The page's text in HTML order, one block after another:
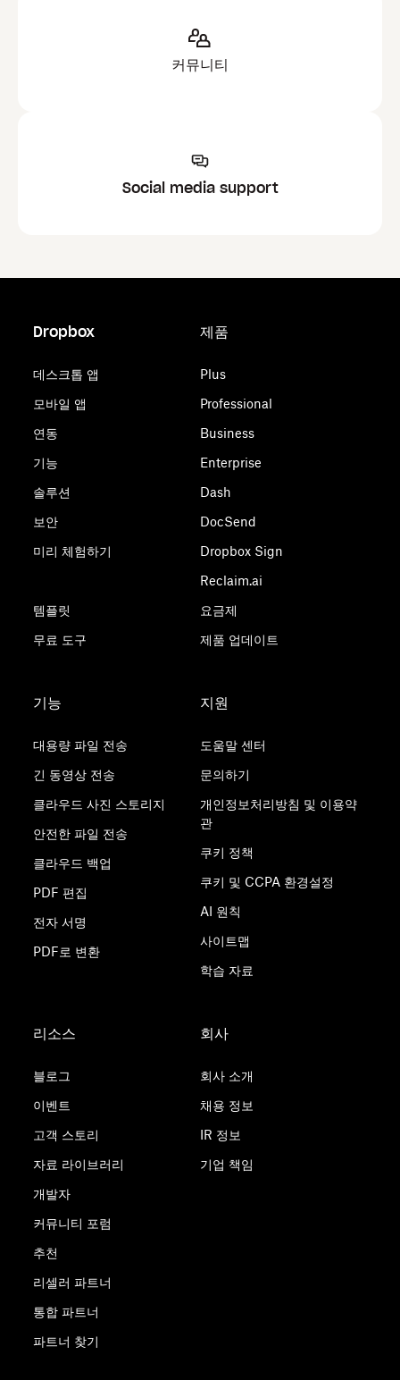
커뮤니티
Social media support
Dropbox
데스크톱 앱
모바일 앱
연동
기능
솔루션
보안
미리 체험하기
템플릿
무료 도구
제품
Plus
Professional
Business
Enterprise
Dash
DocSend
Dropbox Sign
Reclaim.ai
요금제
제품 업데이트
기능
대용량 파일 전송
긴 동영상 전송
클라우드 사진 스토리지
안전한 파일 전송
클라우드 백업
PDF 편집
전자 서명
PDF로 변환
지원
도움말 센터
문의하기
개인정보처리방침 및 이용약
관
쿠키 정책
쿠키 및 CCPA 환경설정
AI 원칙
사이트맵
학습 자료
리소스
블로그
이벤트
고객 스토리
자료 라이브러리
개발자
커뮤니티 포럼
추천
리셀러 파트너
통합 파트너
파트너 찾기
회사
회사 소개
채용 정보
IR 정보
기업 책임